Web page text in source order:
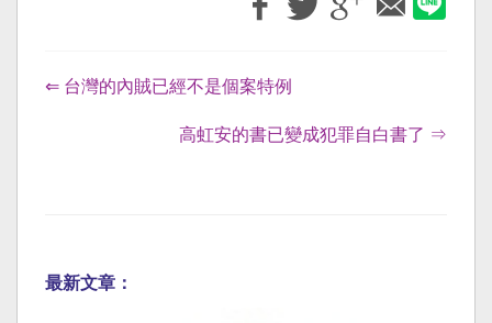
⇐ 台灣的內賊已經不是個案特例
高虹安的書已變成犯罪自白書了 ⇒
最新文章：